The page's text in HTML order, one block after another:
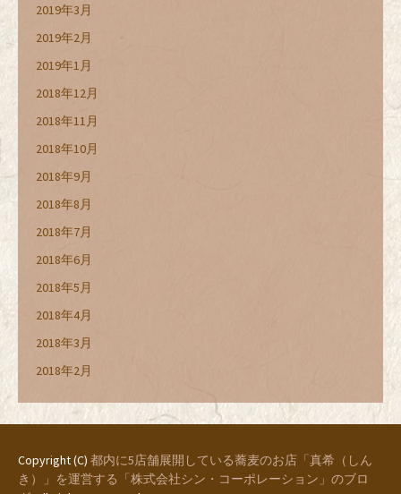
2019年3月
2019年2月
2019年1月
2018年12月
2018年11月
2018年10月
2018年9月
2018年8月
2018年7月
2018年6月
2018年5月
2018年4月
2018年3月
2018年2月
Copyright (C) 都内に5店舗展開している蕎麦のお店「真希（しん
き）」を運営する「株式会社シン・コーポレーション」のブロ